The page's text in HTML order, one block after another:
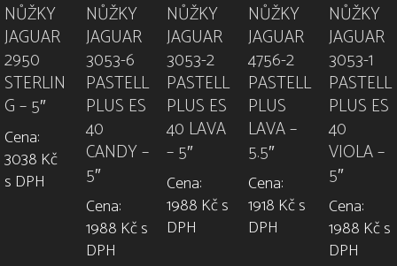
NŮŽKY
JAGUAR
2950
STERLIN
G – 5″
Cena:
3038 Kč
s DPH
NŮŽKY
JAGUAR
3053-6
PASTELL
PLUS ES
40
CANDY –
5″
Cena:
1988 Kč s
DPH
NŮŽKY
JAGUAR
3053-2
PASTELL
PLUS ES
40 LAVA
– 5″
Cena:
1988 Kč s
DPH
NŮŽKY
JAGUAR
4756-2
PASTELL
PLUS
LAVA –
5.5″
Cena:
1918 Kč s
DPH
NŮŽKY
JAGUAR
3053-1
PASTELL
PLUS ES
40
VIOLA –
5″
Cena:
1988 Kč s
DPH